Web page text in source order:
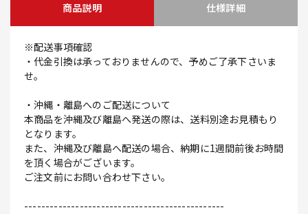
商品説明 仕様詳細
※配送事項確認
・代金引換は承っておりませんので、予めご了承下さいま
せ。
・沖縄・離島へのご配送について
本商品を沖縄及び離島へ発送の際は、送料別途お見積もり
となります。
また、沖縄及び離島へ配送の場合、納期に1週間前後お時間
を頂く場合がございます。
ご注文前にお問い合わせ下さい。
-----------------------------------------------